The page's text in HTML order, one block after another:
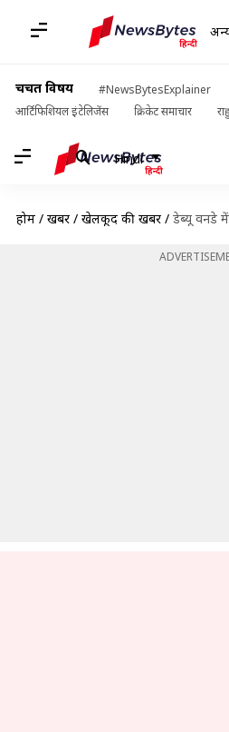
चर्चित विषय #NewsBytesExplainer
आर्टिफिशियल इंटेलिजेंस
क्रिकेट समाचार
Hindi
होम / खबरें / खेलकूद की खबरें / डेब्यू वनडे में सबसे